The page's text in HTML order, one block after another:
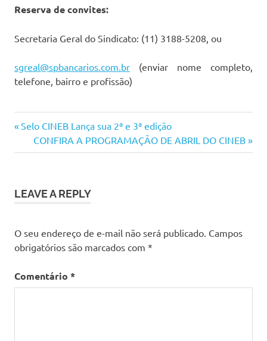
Reserva de convites:
Secretaria Geral do Sindicato: (11) 3188-5208, ou
sgreal@spbancarios.com.br (enviar nome completo,
telefone, bairro e profissão)
estréia
Navegação
de
Previous
Post:
Selo CINEB Lança sua 2ª e 3ª edição
Next
Post:
CONFIRA A PROGRAMAÇÃO DE ABRIL DO CINEB
LEAVE A REPLY
O seu endereço de e-mail não será publicado. Campos
obrigatórios são marcados com *
Comentário *